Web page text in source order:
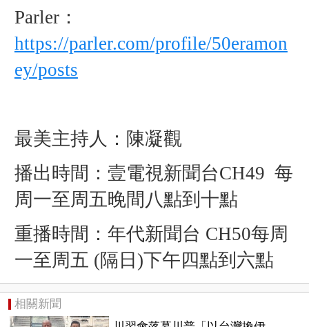
Parler：
https://parler.com/profile/50eramon
ey/posts
最美主持人：陳凝觀
播出時間：壹電視新聞台CH49 每
周一至周五晚間八點到十點
重播時間：年代新聞台 CH50每周
一至周五 (隔日)下午四點到六點
相關新聞